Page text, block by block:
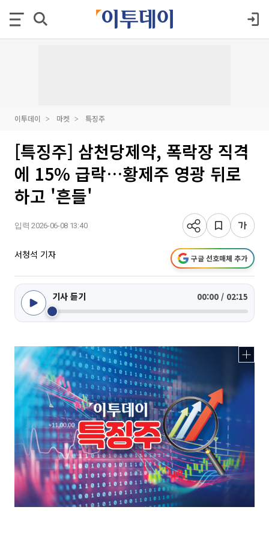
이투데이 마켓 특징주
[특징주] 삼천당제약, 폭락장 직격
에 15% 급락…황제주 영광 뒤로
하고 '흔들'
입력 2026-06-08 13:40
서청석 기자 구글 선호매체 추가
기사 듣기 00:00 / 02:15